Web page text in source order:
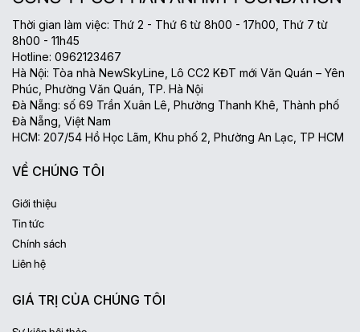
Thời gian làm việc: Thứ 2 - Thứ 6 từ 8h00 - 17h00, Thứ 7 từ
8h00 - 11h45
Hotline: 0962123467
Hà Nội: Tòa nhà NewSkyLine, Lô CC2 KĐT mới Văn Quán – Yên
Phúc, Phường Văn Quán, TP. Hà Nội
Đà Nẵng: số 69 Trần Xuân Lê, Phường Thanh Khê, Thành phố
Đà Nẵng, Việt Nam
HCM: 207/54 Hồ Học Lãm, Khu phố 2, Phường An Lạc, TP HCM
VỀ CHÚNG TÔI
Giới thiệu
Tin tức
Chính sách
Liên hệ
GIÁ TRỊ CỦA CHÚNG TÔI